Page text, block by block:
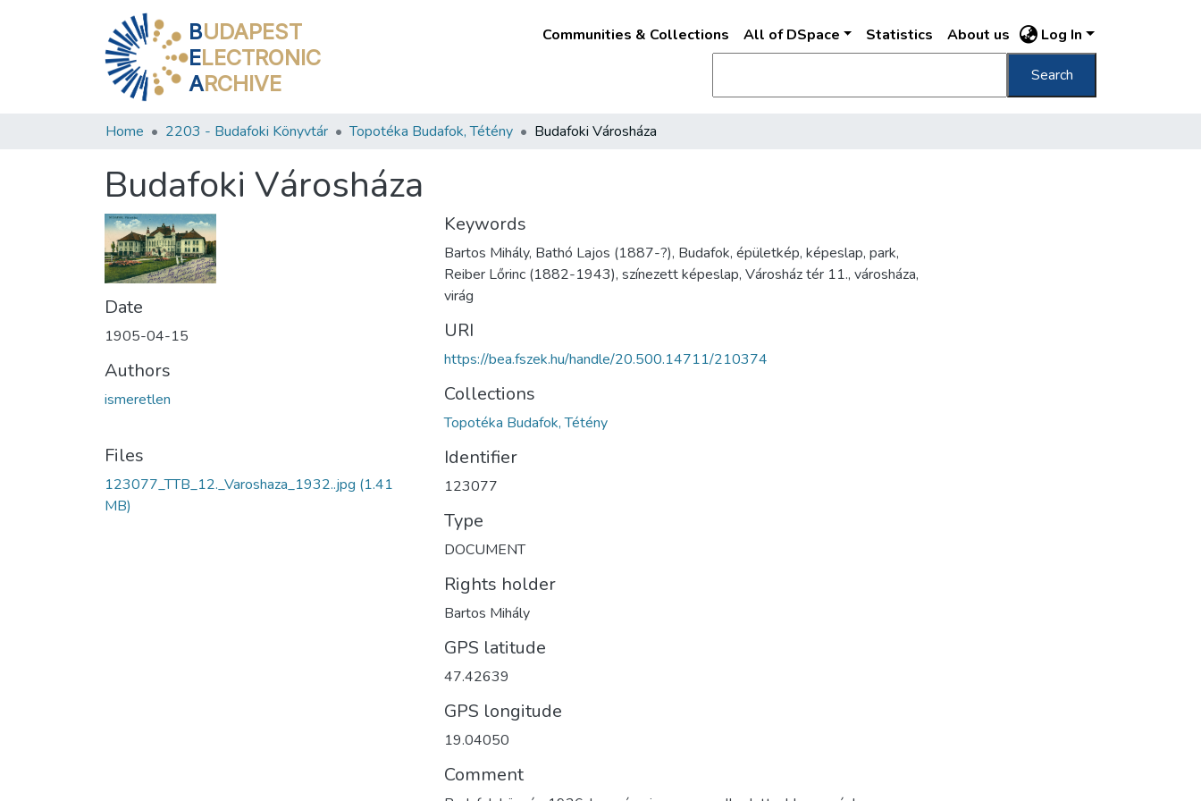
BUDAPEST
ELECTRONIC
ARCHIVE
Communities & Collections All of DSpace Statistics About us Log In
Search
Home 2203 - Budafoki Könyvtár Topotéka Budafok, Tétény Budafoki Városháza
Budafoki Városháza
Date
1905-04-15
Authors
ismeretlen
Files
123077_TTB_12._Varoshaza_1932..jpg (1.41
MB)
Keywords
Bartos Mihály, Bathó Lajos (1887-?), Budafok, épületkép, képeslap, park,
Reiber Lőrinc (1882-1943), színezett képeslap, Városház tér 11., városháza,
virág
URI
https://bea.fszek.hu/handle/20.500.14711/210374
Collections
Topotéka Budafok, Tétény
Identifier
123077
Type
DOCUMENT
Rights holder
Bartos Mihály
GPS latitude
47.42639
GPS longitude
19.04050
Comment